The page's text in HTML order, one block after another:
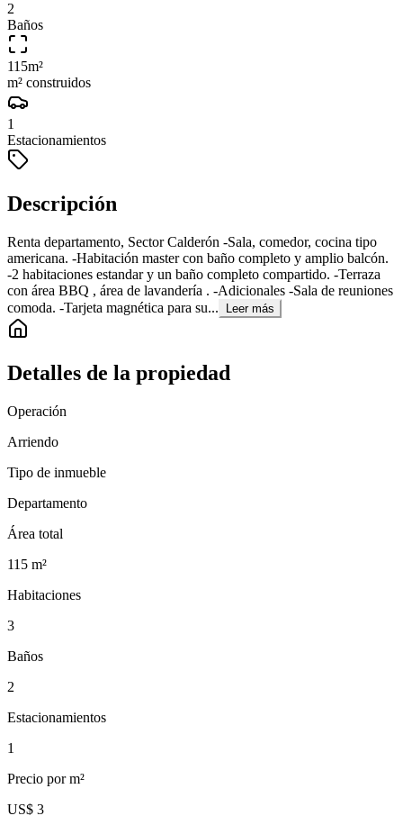
2
Baños
115m²
m² construidos
1
Estacionamientos
Descripción
Renta departamento, Sector Calderón -Sala, comedor, cocina tipo
americana. -Habitación master con baño completo y amplio balcón.
-2 habitaciones estandar y un baño completo compartido. -Terraza
con área BBQ , área de lavandería . -Adicionales -Sala de reuniones
comoda. -Tarjeta magnética para su...
Leer más
Detalles de la propiedad
Operación
Arriendo
Tipo de inmueble
Departamento
Área total
115 m²
Habitaciones
3
Baños
2
Estacionamientos
1
Precio por m²
US$ 3